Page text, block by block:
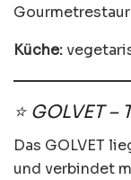
Küche:
⭐ GOLVET
Das GOLVET
und verbindet